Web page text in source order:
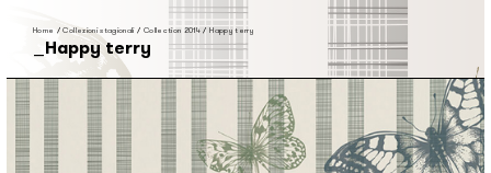
Home /Collezioni stagionali/ Collection 2014 /Happy terry
Happy terry